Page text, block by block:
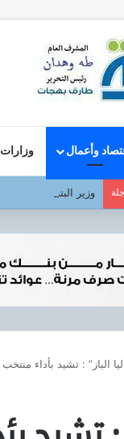
وأعمال
وزير البترول : يتفقد
الباز” : تشيد بأداء